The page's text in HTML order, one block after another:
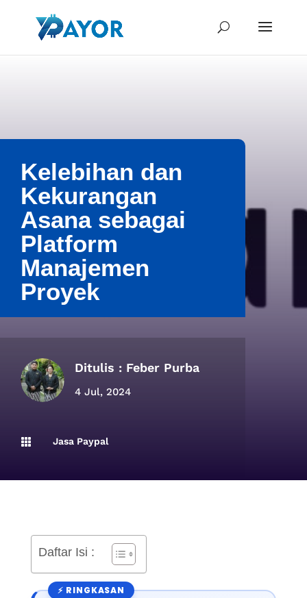
Kelebihan dan
Kekurangan
Asana sebagai
Platform
Manajemen
Proyek
Ditulis : Feber Purba
4 Jul, 2024
 Jasa Paypal
Daftar Isi :